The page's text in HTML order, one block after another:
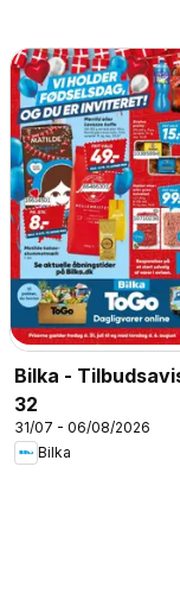
Bilka -
32
31/07 - 06/08/2026
Bilka